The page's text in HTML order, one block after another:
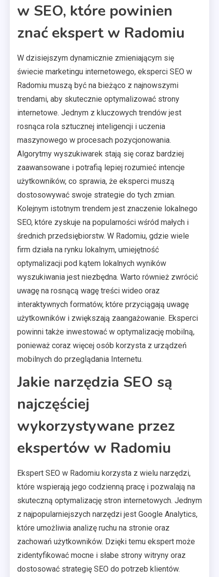
w SEO, które powinien
znać ekspert w Radomiu
W dzisiejszym dynamicznie zmieniającym się
świecie marketingu internetowego, eksperci SEO w
Radomiu muszą być na bieżąco z najnowszymi
trendami, aby skutecznie optymalizować strony
internetowe. Jednym z kluczowych trendów jest
rosnąca rola sztucznej inteligencji i uczenia
maszynowego w procesach pozycjonowania.
Algorytmy wyszukiwarek stają się coraz bardziej
zaawansowane i potrafią lepiej rozumieć intencje
użytkowników, co sprawia, że eksperci muszą
dostosowywać swoje strategie do tych zmian.
Kolejnym istotnym trendem jest znaczenie lokalnego
SEO, które zyskuje na popularności wśród małych i
średnich przedsiębiorstw. W Radomiu, gdzie wiele
firm działa na rynku lokalnym, umiejętność
optymalizacji pod kątem lokalnych wyników
wyszukiwania jest niezbędna. Warto również zwrócić
uwagę na rosnącą wagę treści wideo oraz
interaktywnych formatów, które przyciągają uwagę
użytkowników i zwiększają zaangażowanie. Eksperci
powinni także inwestować w optymalizację mobilną,
ponieważ coraz więcej osób korzysta z urządzeń
mobilnych do przeglądania Internetu.
Jakie narzędzia SEO są
najczęściej
wykorzystywane przez
ekspertów w Radomiu
Ekspert SEO w Radomiu korzysta z wielu narzędzi,
które wspierają jego codzienną pracę i pozwalają na
skuteczną optymalizację stron internetowych. Jednym
z najpopularniejszych narzędzi jest Google Analytics,
które umożliwia analizę ruchu na stronie oraz
zachowań użytkowników. Dzięki temu ekspert może
zidentyfikować mocne i słabe strony witryny oraz
dostosować strategię SEO do potrzeb klientów.